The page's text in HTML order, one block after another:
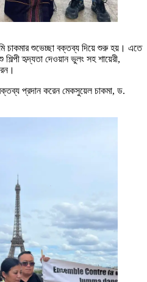
চাকমার শুভেচ্ছা বক্তব্য দিয়ে শুরু হয়। এতে
শিল্পী হৃদ্যতা দেওয়ান ভুলং সহ শায়েরী,
প্রদান করেন মেকসুয়েল চাকমা, ড.